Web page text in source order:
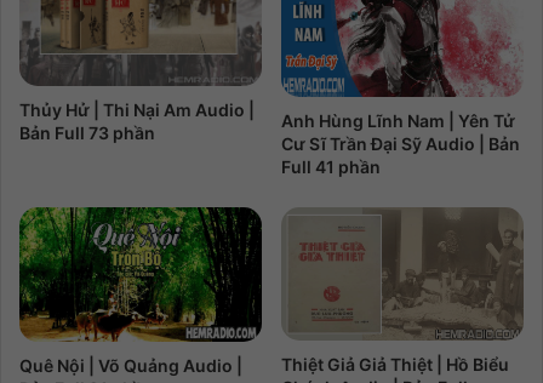
Thủy Hử | Thi Nại Am Audio |
Bản Full 73 phần
Anh Hùng Lĩnh Nam | Yên Tử
Cư Sĩ Trần Đại Sỹ Audio | Bản
Full 41 phần
Quê Nội | Võ Quảng Audio |
Thiệt Giả Giả Thiệt | Hồ Biểu